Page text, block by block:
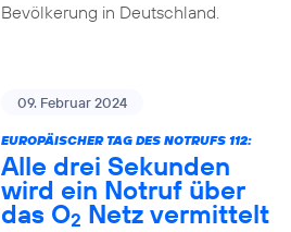
Bevölkerung in Deutschland.
09. Februar 2024
EUROPÄISCHER TAG DES NOTRUFS 112:
Alle drei Sekunden
wird ein Notruf über
das O2 Netz vermittelt